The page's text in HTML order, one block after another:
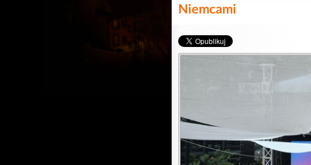
Niemcami